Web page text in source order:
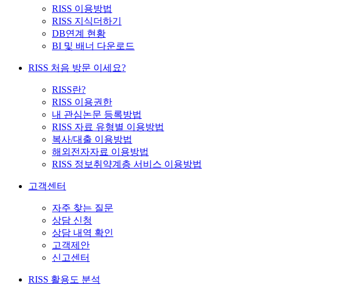
RISS 이용방법
RISS 지식더하기
DB연계 현황
BI 및 배너 다운로드
RISS 처음 방문 이세요?
RISS란?
RISS 이용권한
내 관심논문 등록방법
RISS 자료 유형별 이용방법
복사/대출 이용방법
해외전자자료 이용방법
RISS 정보취약계층 서비스 이용방법
고객센터
자주 찾는 질문
상담 신청
상담 내역 확인
고객제안
신고센터
RISS 활용도 분석